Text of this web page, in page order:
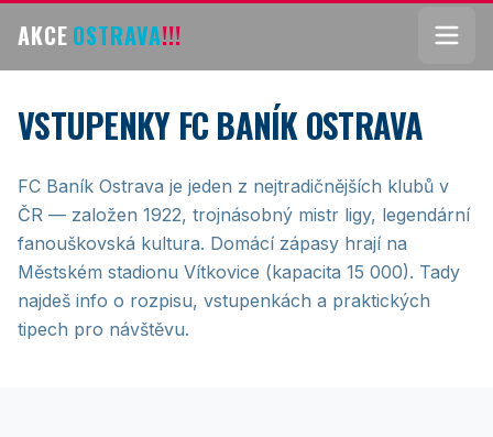
AKCE OSTRAVA!!!
VSTUPENKY FC BANÍK OSTRAVA
FC Baník Ostrava je jeden z nejtradičnějších klubů v
ČR — založen 1922, trojnásobný mistr ligy, legendární
fanouškovská kultura. Domácí zápasy hrají na
Městském stadionu Vítkovice (kapacita 15 000). Tady
najdeš info o rozpisu, vstupenkách a praktických
tipech pro návštěvu.